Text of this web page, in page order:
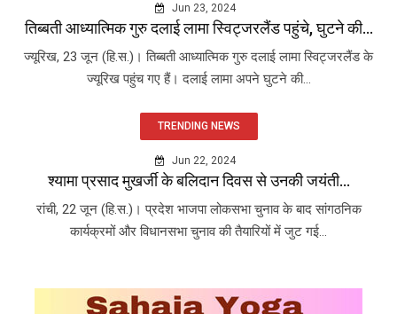
Jun 23, 2024
तिब्बती आध्यात्मिक गुरु दलाई लामा स्विट्जरलैंड पहुंचे, घुटने की...
ज्यूरिख, 23 जून (हि.स.)। तिब्बती आध्यात्मिक गुरु दलाई लामा स्विट्जरलैंड के
ज्यूरिख पहुंच गए हैं। दलाई लामा अपने घुटने की...
TRENDING NEWS
Jun 22, 2024
श्यामा प्रसाद मुखर्जी के बलिदान दिवस से उनकी जयंती...
रांची, 22 जून (हि.स.)। प्रदेश भाजपा लोकसभा चुनाव के बाद सांगठनिक
कार्यक्रमों और विधानसभा चुनाव की तैयारियों में जुट गई...